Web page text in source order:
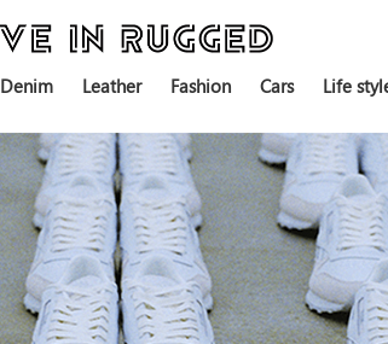
Denim Leather Fashion Cars Life